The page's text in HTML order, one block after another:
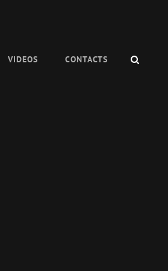
VIDEOS CONTACTS